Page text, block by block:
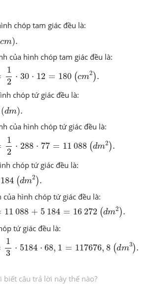
chóp tam giác đều là:
cm).
m).
của hình chóp tam giác đều là:
1
2
⋅ 30 ⋅ 12 = 180
30⋅
(cm2 ).
(c 2)
chóp tứ giác đều là:
(dm).
(dm).
của hình chóp tứ giác đều là:
1
2
⋅ 288 ⋅ 77 = 11
288
088
088 (dm2 ).
(dm 2)
chóp tứ giác đều là:
184
184 (dm2 ).
(dm2)
của hình chóp tứ giác đều là:
11 088 + 5
088 + 184 = 16
184 =16 272
272 (dm2 ).
(dm 2)
tứ giác đều là:
1
3
⋅ 5184 ⋅ 68, 1 = 117676, 8
5184
(dm3).
(dm 3)
câu trả lời này thế nào?